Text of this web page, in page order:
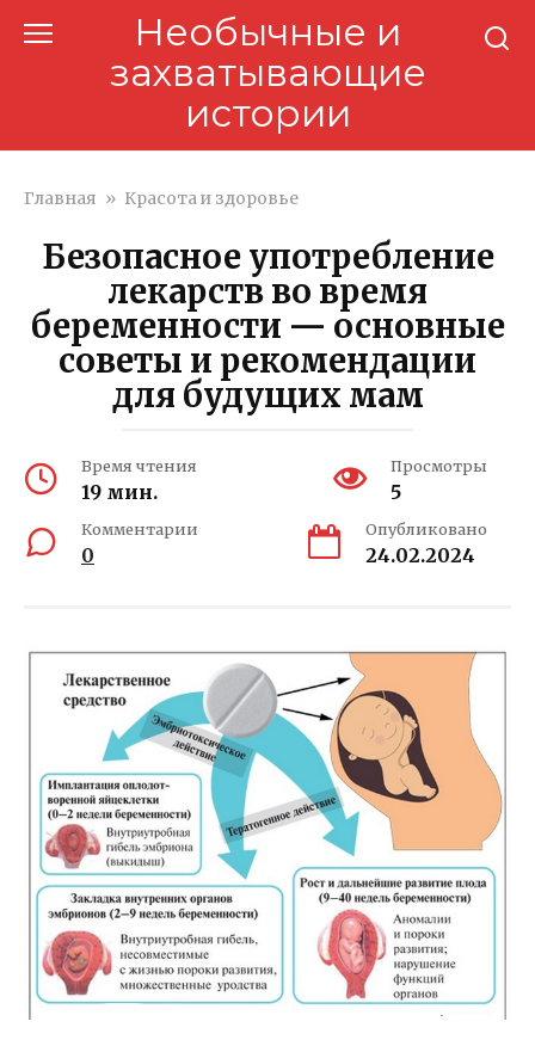
Необычные и
захватывающие
истории
Главная » Красота и здоровье
Безопасное употребление
лекарств во время
беременности — основные
советы и рекомендации
для будущих мам
Время чтения
19 мин.
Просмотры
5
Комментарии
0
Опубликовано
24.02.2024